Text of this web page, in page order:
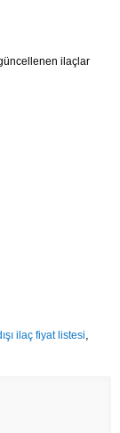
ilaçlar
ilaç fiyat listesi,